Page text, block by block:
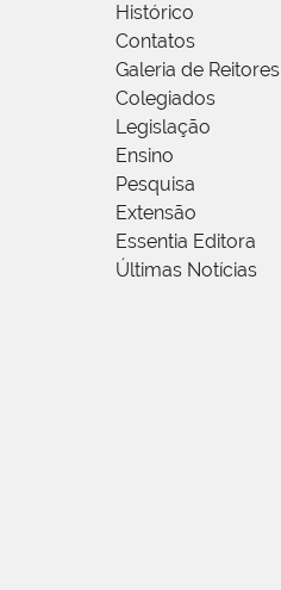
Histórico
Contatos
Galeria de Reitores
Colegiados
Legislação
Ensino
Pesquisa
Extensão
Essentia Editora
Últimas Notícias